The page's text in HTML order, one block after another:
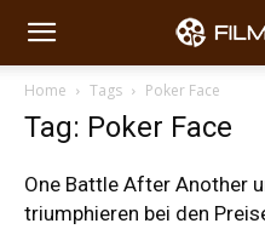
Home Tags Poker Face
Tag: Poker Face
One Battle After Another
triumphieren bei den